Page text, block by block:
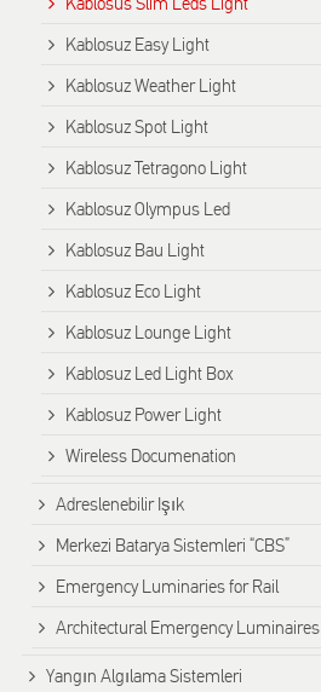
Kablosuz Easy Light
Kablosuz Weather Light
Kablosuz Spot Light
Kablosuz Tetragono Light
Kablosuz Olympus Led
Kablosuz Bau Light
Kablosuz Eco Light
Kablosuz Lounge Light
Kablosuz Led Light Box
Kablosuz Power Light
Wireless Documenation
Adreslenebilir Işık
Merkezi Batarya Sistemleri “CBS”
Emergency Luminaries for Rail
Architectural Emergency Luminaires
Yangın Algılama Sistemleri